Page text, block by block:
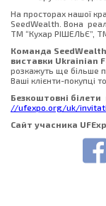
На просторах нашої
SeedWealth. Вона
ТМ “Кухар РІШЕЛЬЄ”,
Команда SeedWealth
виставки Ukrainian
розкажуть ще більше
Ваші клієнти-покупці
Безкоштовні білети
//ufexpo.org/uk/
Сайт учасника